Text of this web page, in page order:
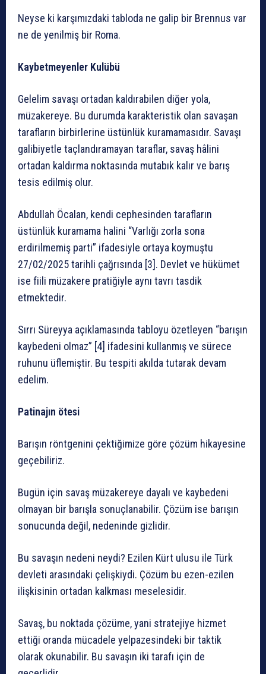
Neyse ki karşımızdaki tabloda ne galip bir Brennus var
ne de yenilmiş bir Roma.
Kaybetmeyenler Kulübü
Gelelim savaşı ortadan kaldırabilen diğer yola,
müzakereye. Bu durumda karakteristik olan savaşan
tarafların birbirlerine üstünlük kuramamasıdır. Savaşı
galibiyetle taçlandıramayan taraflar, savaş hâlini
ortadan kaldırma noktasında mutabık kalır ve barış
tesis edilmiş olur.
Abdullah Öcalan, kendi cephesinden tarafların
üstünlük kuramama halini “Varlığı zorla sona
erdirilmemiş parti” ifadesiyle ortaya koymuştu
27/02/2025 tarihli çağrısında [3]. Devlet ve hükümet
ise fiili müzakere pratiğiyle aynı tavrı tasdik
etmektedir.
Sırrı Süreyya açıklamasında tabloyu özetleyen “barışın
kaybedeni olmaz” [4] ifadesini kullanmış ve sürece
ruhunu üflemiştir. Bu tespiti akılda tutarak devam
edelim.
Patinajın ötesi
Barışın röntgenini çektiğimize göre çözüm hikayesine
geçebiliriz.
Bugün için savaş müzakereye dayalı ve kaybedeni
olmayan bir barışla sonuçlanabilir. Çözüm ise barışın
sonucunda değil, nedeninde gizlidir.
Bu savaşın nedeni neydi? Ezilen Kürt ulusu ile Türk
devleti arasındaki çelişkiydi. Çözüm bu ezen-ezilen
ilişkisinin ortadan kalkması meselesidir.
Savaş, bu noktada çözüme, yani stratejiye hizmet
ettiği oranda mücadele yelpazesindeki bir taktik
olarak okunabilir. Bu savaşın iki tarafı için de